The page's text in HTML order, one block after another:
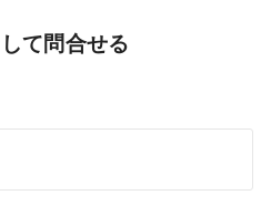
て問合せる